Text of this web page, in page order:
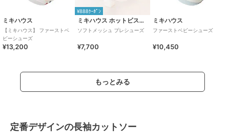
ミキハウス
【ミキハウス】 ファーストベ
ビーシューズ
¥13,200
¥888ｸｰﾎﾟﾝ
ミキハウス ホットビスケッツ
ソフトメッシュ プレシューズ
¥7,700
ミキハウス
ファーストベビーシューズ
¥10,450
もっとみる
定番デザインの長袖カットソー